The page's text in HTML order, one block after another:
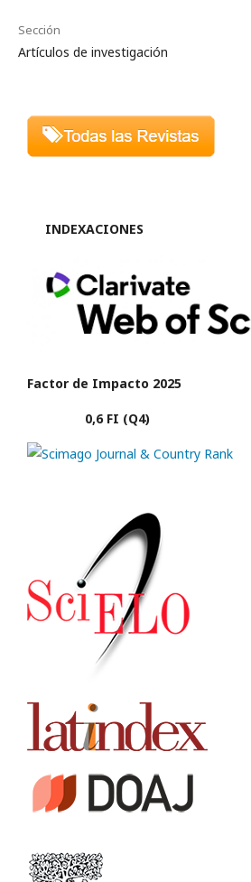
Sección
Artículos de investigación
INDEXACIONES
Factor de Impacto 2025
0,6 FI (Q4)